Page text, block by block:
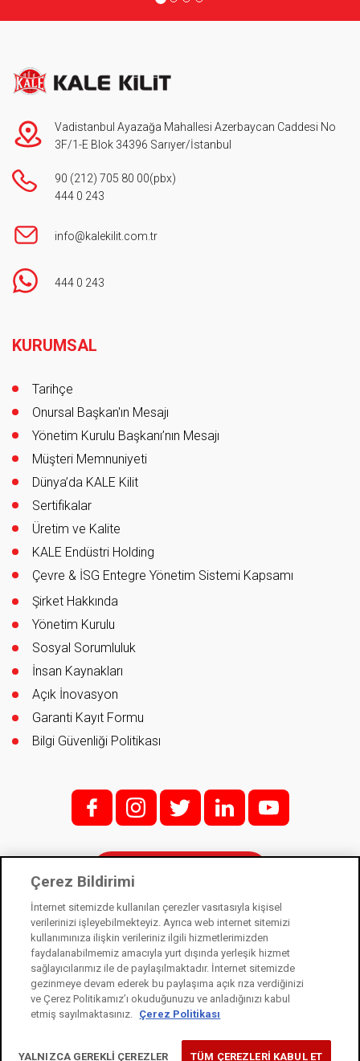
Vadistanbul Ayazağa Mahallesi Azerbaycan Caddesi No
3F/1-E Blok 34396 Sarıyer/İstanbul
90 (212) 705 80 00(pbx)
444 0 243
info@kalekilit.com.tr
444 0 243
KURUMSAL
Tarihçe
Onursal Başkan'ın Mesajı
Yönetim Kurulu Başkanı’nın Mesajı
Müşteri Memnuniyeti
Dünya’da KALE Kilit
Sertifikalar
Üretim ve Kalite
KALE Endüstri Holding
Çevre & İSG Entegre Yönetim Sistemi Kapsamı
Şirket Hakkında
Yönetim Kurulu
Sosyal Sorumluluk
İnsan Kaynakları
Açık İnovasyon
Garanti Kayıt Formu
Bilgi Güvenliği Politikası
f; i; t l y
Kale Kilit bir Kale Endüstri Holding kuruluşudur. © 2021
Kişisel Verilerin Korunması Kanunu
Bilgi Toplumu Hizmetleri
Çerez Kullanım Bildirimi
Çerez Bildirimi
İnternet sitemizde kullanılan çerezler vasıtasıyla kişisel
verilerinizi işleyebilmekteyiz. Ayrıca web internet sitemizi
kullanımınıza ilişkin verileriniz ilgili hizmetlerimizden
faydalanabilmemiz amacıyla yurt dışında yerleşik hizmet
sağlayıcılarımız ile de paylaşılmaktadır. İnternet sitemizde
gezinmeye devam ederek bu paylaşıma açık rıza verdiğinizi
ve Çerez Politikamız’ı okuduğunuzu ve anladığınızı kabul
etmiş sayılmaktasınız. Çerez Politikası
YALNIZCA GEREKLİ ÇEREZLER TÜM ÇEREZLERİ KABUL ET